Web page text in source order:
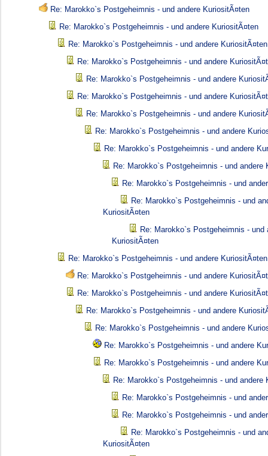
Re: Marokko`s Postgeheimnis - und andere KuriositÃ¤ten
Re: Marokko`s Postgeheimnis - und andere KuriositÃ¤ten
Re: Marokko`s Postgeheimnis - und andere KuriositÃ¤ten
Re: Marokko`s Postgeheimnis - und andere
Re: Marokko`s Postgeheimnis - und andere
Re: Marokko`s Postgeheimnis - und andere
Re: Marokko`s Postgeheimnis - und andere
Re: Marokko`s Postgeheimnis - und andere
Re: Marokko`s Postgeheimnis - und andere
Re: Marokko`s Postgeheimnis - und andere
Re: Marokko`s Postgeheimnis - und
Re: Marokko`s Postgeheimnis - und
KuriositÃ¤ten
Re: Marokko`s Postgeheimnis - und
KuriositÃ¤ten
Re: Marokko`s Postgeheimnis - und andere KuriositÃ¤ten
Re: Marokko`s Postgeheimnis - und andere
Re: Marokko`s Postgeheimnis - und andere
Re: Marokko`s Postgeheimnis - und andere
Re: Marokko`s Postgeheimnis - und andere
Re: Marokko`s Postgeheimnis - und andere
Re: Marokko`s Postgeheimnis - und andere
Re: Marokko`s Postgeheimnis - und andere
Re: Marokko`s Postgeheimnis - und
Re: Marokko`s Postgeheimnis - und
Re: Marokko`s Postgeheimnis - und
KuriositÃ¤ten